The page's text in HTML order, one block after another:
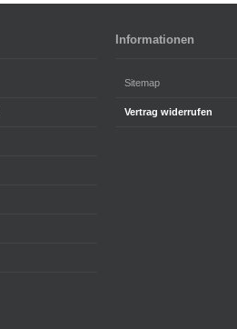
Informationen
Sitemap
Vertrag widerrufen